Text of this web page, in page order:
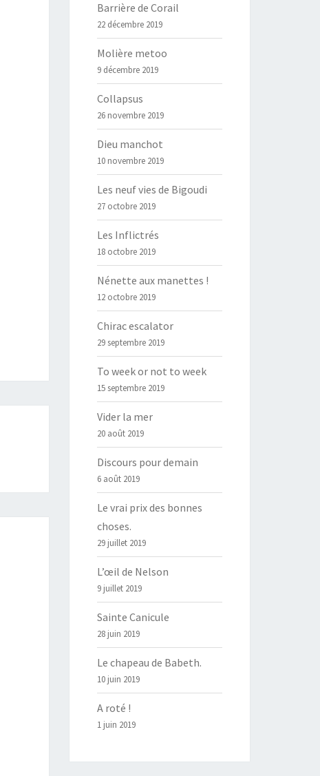
Barrière de Corail
22 décembre 2019
Molière metoo
9 décembre 2019
Collapsus
26 novembre 2019
Dieu manchot
10 novembre 2019
Les neuf vies de Bigoudi
27 octobre 2019
Les Inflictrés
18 octobre 2019
Nénette aux manettes !
12 octobre 2019
Chirac escalator
29 septembre 2019
To week or not to week
15 septembre 2019
Vider la mer
20 août 2019
Discours pour demain
6 août 2019
Le vrai prix des bonnes
choses.
29 juillet 2019
L’œil de Nelson
9 juillet 2019
Sainte Canicule
28 juin 2019
Le chapeau de Babeth.
10 juin 2019
A roté !
1 juin 2019